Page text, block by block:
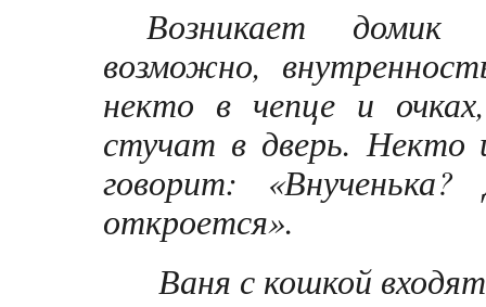
Возникает домик
возможно,
некто в чепце и
стучат в дверь. Некто
говорит:
откроется».
Ваня с кошкой